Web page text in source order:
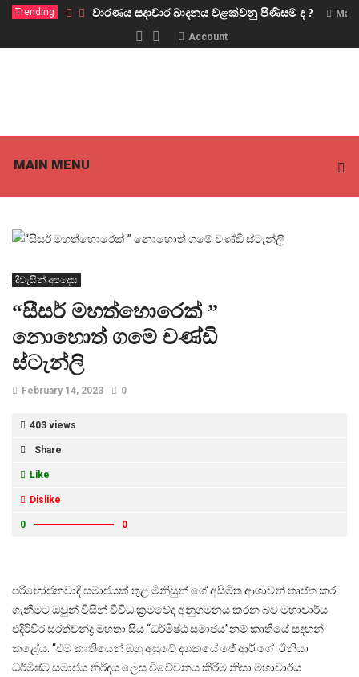
Trending වාරණය සදාචාර ඛාදනය වළක්වනු පිණිසම ද ?
Account
MAIN MENU
දිවැසින් අපදෙස
“සීසර් මහත්හොරෙක් ”
නොහොත් ගමේ චණ්ඩි
ස්ටැන්ලි
February 14, 2023 0
403 views
Share
Like
Dislike
0 0
පරිභෝජනවාදී සමාජයක් තුළ මිනිසුන් ගේ අසීමිත ආශාවන් තෘප්ත කර
ගැනීමට ඔවුන් විසින් විවිධ ක්‍රමවේද අනුගමනය කරන බව මහාචාර්ය
එදිරිවීර සරත්චන්ද්‍ර මහතා සිය “ධර්මිෂ්ඨ සමාජය”නම් කෘතියේ සදහන්
කළේය. “එම කෘතියෙන් ඔහු අසුවේ දශකයේ ජේ ආර් ගේ ඊනියා
ධර්මිෂ්ට සමාජය නිර්දය ලෙස විවේචනය කිරීම නිසා මහාචාර්ය